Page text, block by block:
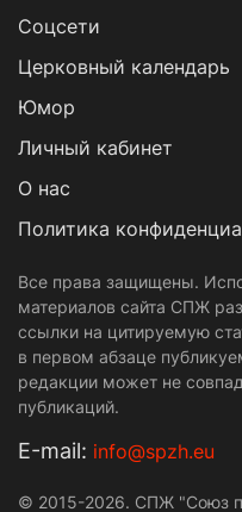
Cоцсети
Церковный календарь
Юмор
Личный кабинет
О нас
Политика
Все права защищены.
материалов сайта СПЖ
ссылки на цитируемую
в первом абзаце
редакции может не
публикаций.
Е-mail: info@spzh.eu
© 2015-2026. СПЖ "Союз